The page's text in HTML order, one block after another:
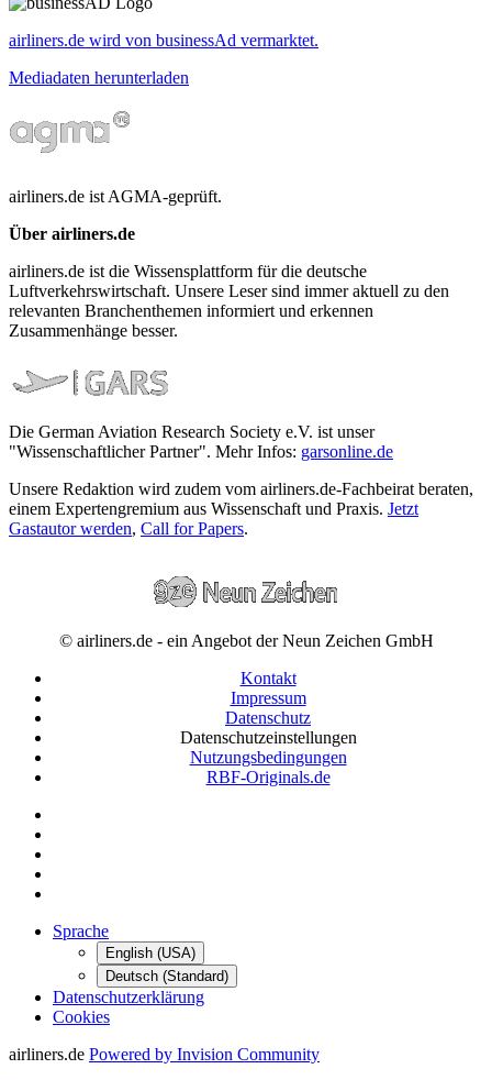
airliners.de wird von businessAd vermarktet.
Mediadaten herunterladen
airliners.de ist AGMA-geprüft.
Über airliners.de
airliners.de ist die Wissensplattform für die deutsche
Luftverkehrswirtschaft. Unsere Leser sind immer aktuell zu den
relevanten Branchenthemen informiert und erkennen
Zusammenhänge besser.
Die German Aviation Research Society e.V. ist unser
"Wissenschaftlicher Partner". Mehr Infos: garsonline.de
Unsere Redaktion wird zudem vom airliners.de-Fachbeirat beraten,
einem Expertengremium aus Wissenschaft und Praxis. Jetzt
Gastautor werden, Call for Papers.
© airliners.de - ein Angebot der Neun Zeichen GmbH
Kontakt
Impressum
Datenschutz
Datenschutzeinstellungen
Nutzungsbedingungen
RBF-Originals.de
Sprache
English (USA)
Deutsch (Standard)
Datenschutzerklärung
Cookies
airliners.de Powered by Invision Community